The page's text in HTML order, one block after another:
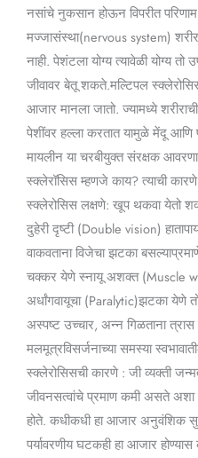
नसांचे नुकसान होऊन विपरीत
मज्जासंस्था(nervous system)
नाही. पेशंटला योग्य त्यावेळी योग्य तो
जीवावर बेतू शकते.मल्टिपल
आजार मानला जातो. ज्यामध्ये
पेशींवर हल्ला करतात यामुळे मेंदू आणि
मायलीन या चरबीयुक्त संरक्षक
स्क्लेरॉसिस म्हणजे काय? त्याची
स्क्लेरोसिस लक्षणे: खूप थकवा येतो
दुहेरी दृष्टी (Double vision)
वाकवताना विजेचा झटका
चक्कर येणे स्नायू अशक्त (Muscle
अर्धांगवायूचा (Paralytic)झटका येणे
अस्पष्ट उच्चार, अन्न गिळताना त्रास
मलमूत्रविसर्जनाच्या समस्या
स्क्लेरोसिसची कारणे : जी व्यक्ती
जीवनसत्वांचे प्रमाण कमी असते अशा
होते. कधीकधी हा आजार अनुवंशिक
पर्यावरणीय घटकही हा आजार